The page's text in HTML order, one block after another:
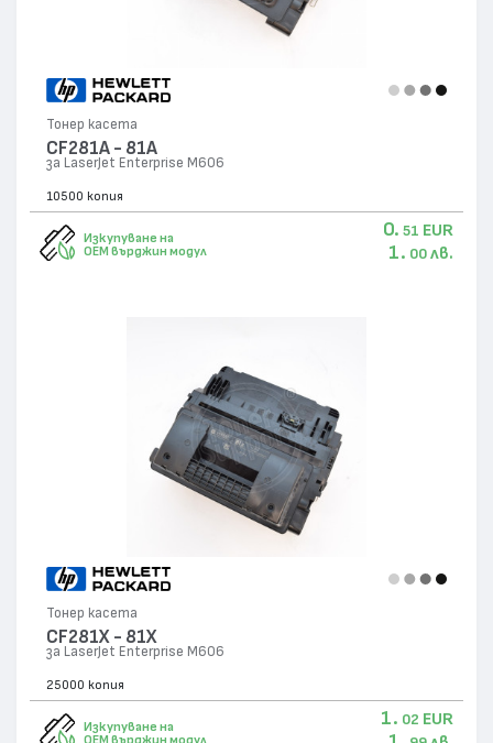
Тонер касета
CF281A - 81A
за LaserJet Enterprise M606
10500 копия
Изкупуване на
OEM върджин модул
0. 51 EUR
1. 00 лв.
Тонер касета
CF281X - 81X
за LaserJet Enterprise M606
25000 копия
Изкупуване на
OEM върджин модул
1. 02 EUR